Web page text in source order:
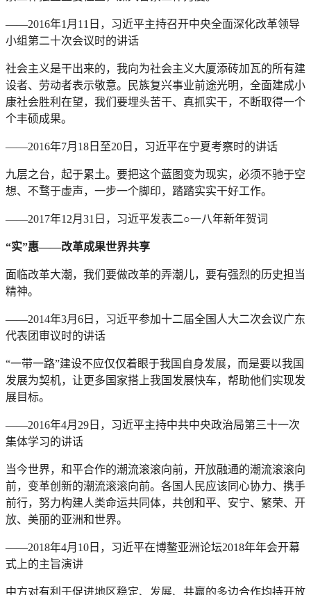
——2016年1月11日，习近平主持召开中央全面深化改革领导
小组第二十次会议时的讲话
社会主义是干出来的，我向为社会主义大厦添砖加瓦的所有建
设者、劳动者表示敬意。民族复兴事业前途光明，全面建成小
康社会胜利在望，我们要埋头苦干、真抓实干，不断取得一个
个丰硕成果。
——2016年7月18日至20日，习近平在宁夏考察时的讲话
九层之台，起于累土。要把这个蓝图变为现实，必须不驰于空
想、不骛于虚声，一步一个脚印，踏踏实实干好工作。
——2017年12月31日，习近平发表二○一八年新年贺词
“实”惠——改革成果世界共享
面临改革大潮，我们要做改革的弄潮儿，要有强烈的历史担当
精神。
——2014年3月6日，习近平参加十二届全国人大二次会议广东
代表团审议时的讲话
“一带一路”建设不应仅仅着眼于我国自身发展，而是要以我国
发展为契机，让更多国家搭上我国发展快车，帮助他们实现发
展目标。
——2016年4月29日，习近平主持中共中央政治局第三十一次
集体学习的讲话
当今世界，和平合作的潮流滚滚向前，开放融通的潮流滚滚向
前，变革创新的潮流滚滚向前。各国人民应该同心协力、携手
前行，努力构建人类命运共同体，共创和平、安宁、繁荣、开
放、美丽的亚洲和世界。
——2018年4月10日，习近平在博鳌亚洲论坛2018年年会开幕
式上的主旨演讲
中方对有利于促进地区稳定、发展、共赢的多边合作均持开放